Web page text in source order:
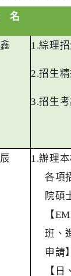
名
1.綜理
2.招生
3.招生
1.辦理
各項
院碩
【
班、
申請
【